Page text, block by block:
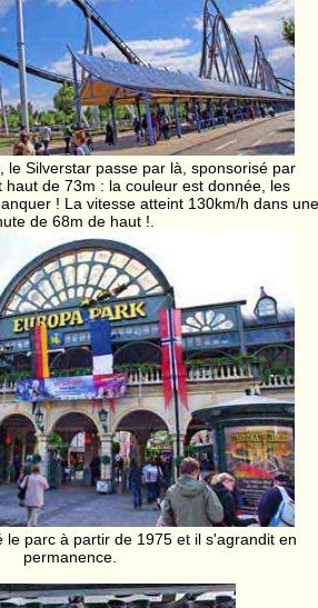
le Silverstar passe par là, sponsorisé par
haut de 73m : la couleur est donnée, les
! La vitesse atteint 130km/h dans une
de 68m de haut !.
le parc à partir de 1975 et il s'agrandit en
permanence.